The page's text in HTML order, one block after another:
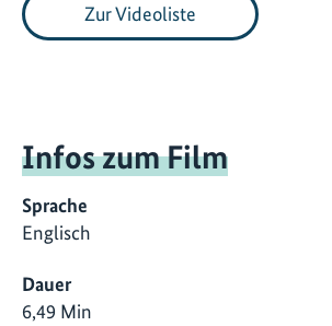
Zur Videoliste
Infos zum Film
Sprache
Englisch
Dauer
6,49 Min